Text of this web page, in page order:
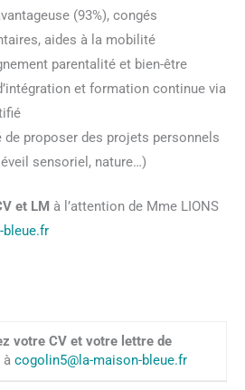
(93%), congés
aides à la mobilité
parentalité et bien-être
et formation continue via
de proposer des projets personnels
sensoriel, nature…)
et LM à l’attention de Mme LIONS
bleue.fr
votre CV et votre lettre de
à cogolin5@la-maison-bleue.fr